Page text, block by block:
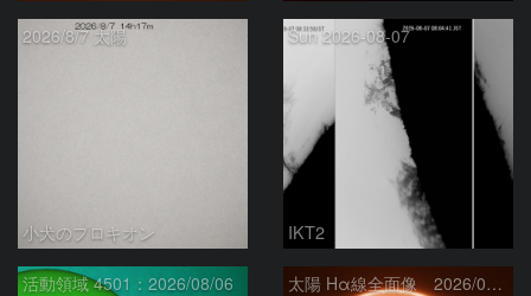
2026/8/7 太陽
小犬のプロキオン
Sun 2026-08-07
IKT2
活動領域 4501：2026/08/06 太陽 Hα線全面像 2026/08/07